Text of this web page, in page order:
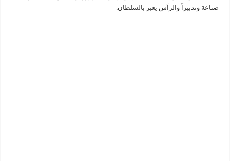
صناعة وتدبيراً والرآس يعبر بالسلطان.